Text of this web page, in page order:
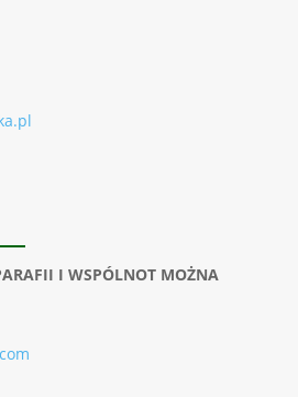
I WSPÓLNOT MOŻNA